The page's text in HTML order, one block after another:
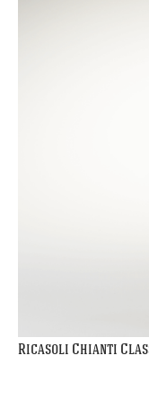
Ricasoli Chianti